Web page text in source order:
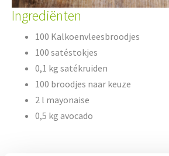
Ingrediënten
100 Kalkoenvleesbroodjes
100 satéstokjes
0,1 kg satékruiden
100 broodjes naar keuze
2 l mayonaise
0,5 kg avocado